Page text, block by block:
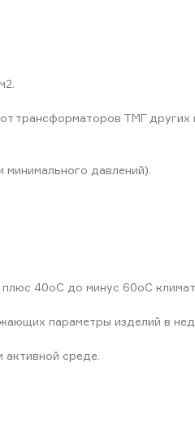
трансформаторов ТМГ
давлений).
40оС до минус 60оС
параметры изделий в
среде.